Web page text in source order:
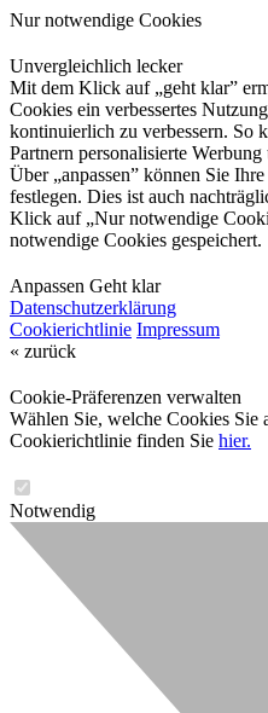
Nur notwendige Cookies
Unvergleichlich lecker
Mit dem Klick auf „geht klar”
Cookies ein verbessertes
kontinuierlich zu verbessern. So
Partnern personalisierte
Über „anpassen” können Sie
festlegen. Dies ist auch
Klick auf „Nur notwendige
notwendige Cookies gespeichert.
Anpassen Geht klar
Datenschutzerklärung
Cookierichtlinie Impressum
« zurück
Cookie-Präferenzen verwalten
Wählen Sie, welche Cookies Sie
Cookierichtlinie finden Sie hier.
Notwendig